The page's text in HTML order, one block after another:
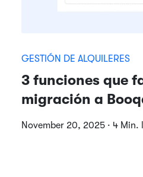
GESTIÓN DE ALQUILERES
3 funciones que
migración a
November 20, 2025 · 4 Min.